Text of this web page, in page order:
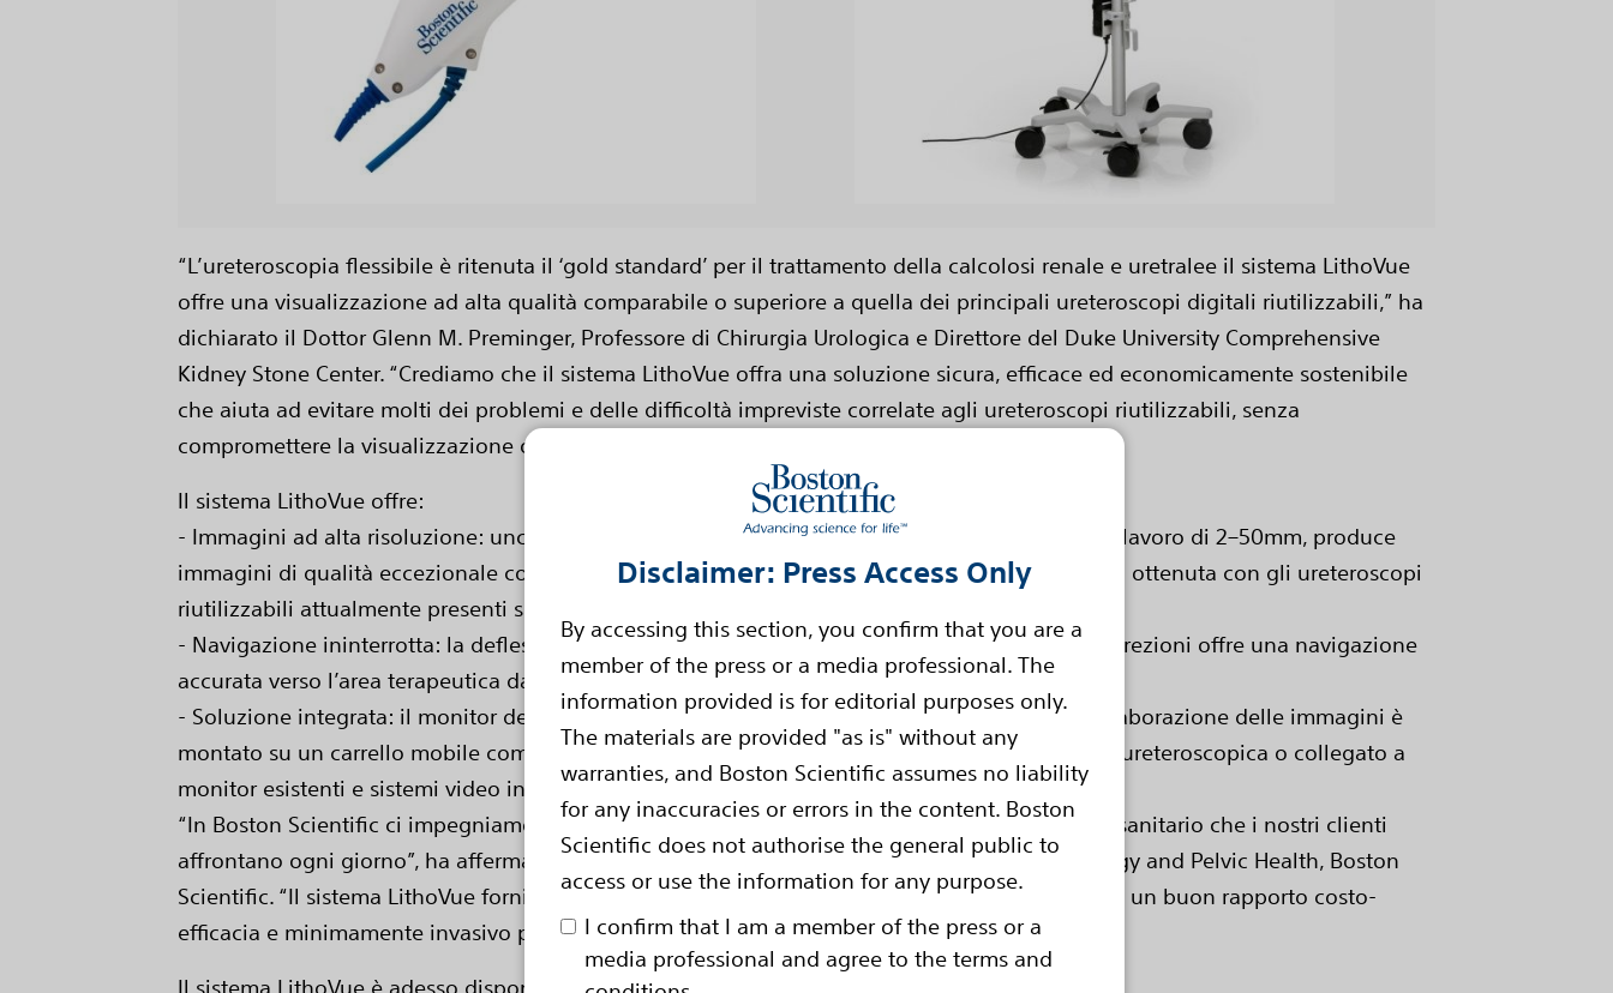
Disclaimer: Press Access Only
By accessing this section, you confirm that you are a
member of the press or a media professional. The
information provided is for editorial purposes only.
The materials are provided "as is" without any
warranties, and Boston Scientific assumes no liability
for any inaccuracies or errors in the content. Boston
Scientific does not authorise the general public to
access or use the information for any purpose.
I confirm that I am a member of the press or a
media professional and agree to the terms and
File
“L’ureteroscopia flessibile è ritenuta il ‘gold standard’ per il trattamento della calcolosi renale e uretralee il sistema LithoVue
offre una visualizzazione ad alta qualità comparabile o superiore a quella dei principali ureteroscopi digitali riutilizzabili,” ha
dichiarato il Dottor Glenn M. Preminger, Professore di Chirurgia Urologica e Direttore del Duke University Comprehensive
Kidney Stone Center. “Crediamo che il sistema LithoVue offra una soluzione sicura, efficace ed economicamente sostenibile
che aiuta ad evitare molti dei problemi e delle difficoltà impreviste correlate agli ureteroscopi riutilizzabili, senza
compromettere la visualizzazione o la manovrabilità.”
Il sistema LithoVue offre:
- Immagini ad alta risoluzione: unchip digitale CMOS nella punta da 7.7Fr, con una distanza di lavoro di 2–50mm, produce
immagini di qualità eccezionale con una profondità di campo equivalente o superiore a quella ottenuta con gli ureteroscopi
riutilizzabili attualmente presenti sul mercato.
- Navigazione ininterrotta: la deflessione completa dell’ureteroscopio di 270° in entrambe le direzioni offre una navigazione
accurata verso l’area terapeutica da trattare.
- Soluzione integrata: il monitor della workstation di LithoVue con il software integrato per l’elaborazione delle immagini è
montato su un carrello mobile compatto che può essere usato da solo durante una procedura ureteroscopica o collegato a
monitor esistenti e sistemi video integrati della sala operatoria.
“In Boston Scientific ci impegniamo per fornire soluzioni innovative per le difficoltà in ambito sanitario che i nostri clienti
affrontano ogni giorno”, ha affermato Karen Prange, Vicepresidente Senior e Presidente, Urology and Pelvic Health, Boston
Scientific. “Il sistema LithoVue fornirà agli urologi e agli ospedali un endoscopio affidabile, con un buon rapporto costo-
efficacia e minimamente invasivo per il trattamento dei calcoli renali.”
Il sistema LithoVue è adesso disponibile negli Stati Uniti, in Europa e in Nuova Zelanda.